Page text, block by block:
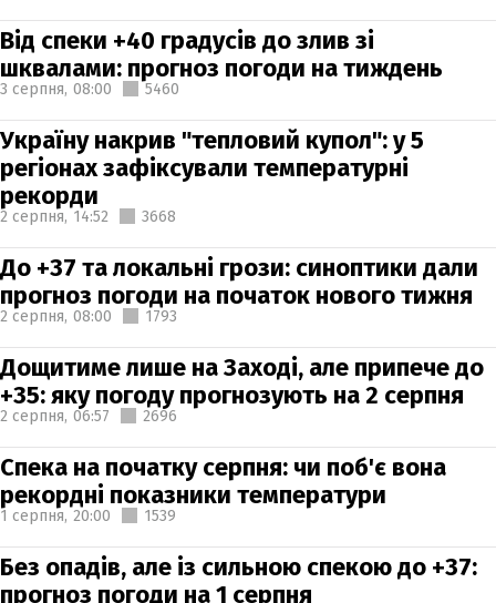
Від спеки +40 градусів до злив зі
шквалами: прогноз погоди на тиждень
3 серпня, 08:00 5460
Україну накрив "тепловий купол": у 5
регіонах зафіксували температурні
рекорди
2 серпня, 14:52 3668
До +37 та локальні грози: синоптики дали
прогноз погоди на початок нового тижня
2 серпня, 08:00 1793
Дощитиме лише на Заході, але припече до
+35: яку погоду прогнозують на 2 серпня
2 серпня, 06:57 2696
Спека на початку серпня: чи поб'є вона
рекордні показники температури
1 серпня, 20:00 1539
Без опадів, але із сильною спекою до +37:
прогноз погоди на 1 серпня